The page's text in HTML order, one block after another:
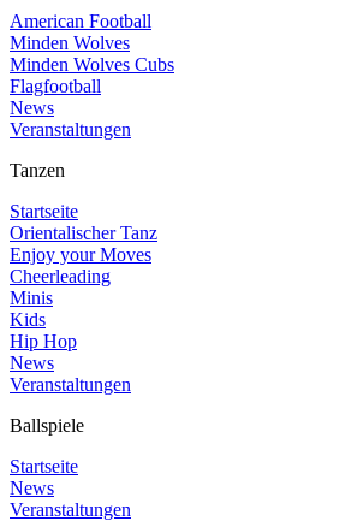
American Football
Minden Wolves
Minden Wolves Cubs
Flagfootball
News
Veranstaltungen
Tanzen
Startseite
Orientalischer Tanz
Enjoy your Moves
Cheerleading
Minis
Kids
Hip Hop
News
Veranstaltungen
Ballspiele
Startseite
News
Veranstaltungen